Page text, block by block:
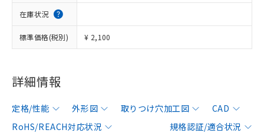
在庫状況
標準価格(税別) ¥ 2,100
詳細情報
定格/性能 外形図 取りつけ穴加工図
CAD
RoHS/REACH対応状況
規格認証/適合状況